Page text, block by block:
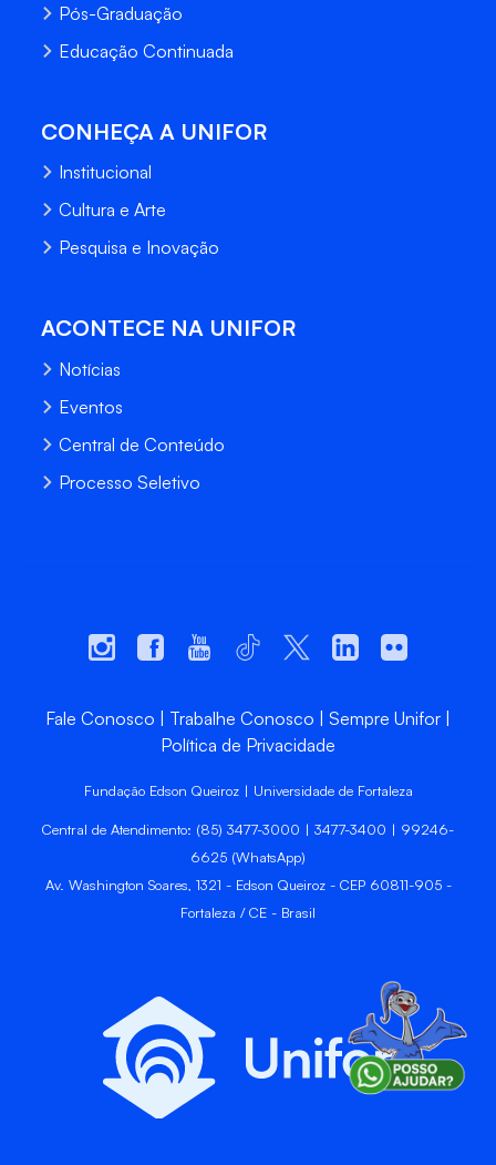
Pós-Graduação
Educação Continuada
CONHEÇA A UNIFOR
Institucional
Cultura e Arte
Pesquisa e Inovação
ACONTECE NA UNIFOR
Notícias
Eventos
Central de Conteúdo
Processo Seletivo
Fale Conosco Trabalhe Conosco
Sempre Unifor
Política de Privacidade
Fundação Edson Queiroz | Universidade de Fortaleza
Central de Atendimento: (85) 3477-3000 | 3477-3400 | 99246-
6625 (WhatsApp)
Av. Washington Soares, 1321 - Edson Queiroz - CEP 60811-905 -
Fortaleza / CE - Brasil